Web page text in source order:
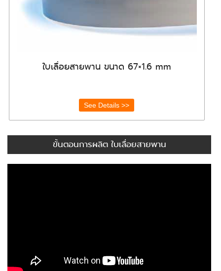
ใบเลื่อยสายพาน ขนาด 67×1.6 mm
See Details >>
ขั้นตอนการผลิต ใบเลื่อยสายพาน